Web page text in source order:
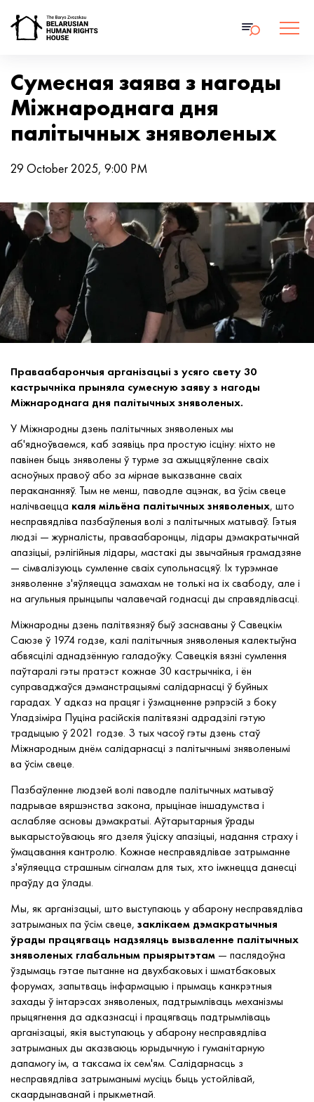
Сумесная заява з нагоды
Міжнароднага дня
палітычных зняволеных
29 October 2025, 9:00 PM
Праваабарончыя арганізацыі з усяго свету 30
кастрычніка прыняла сумесную заяву з нагоды
Міжнароднага дня палітычных зняволеных.
У Міжнародны дзень палітычных зняволеных мы
аб'ядноўваемся, каб заявіць пра простую ісціну: ніхто не
павінен быць зняволены ў турме за ажыццяўленне сваіх
асноўных правоў або за мірнае выказванне сваіх
перакананняў. Тым не менш, паводле ацэнак, ва ўсім свеце
налічваецца каля мільёна палітычных зняволеных, што
несправядліва пазбаўленыя волі з палітычных матываў. Гэтыя
людзі — журналісты, праваабаронцы, лідары дэмакратычнай
апазіцыі, рэлігійныя лідары, мастакі ды звычайныя грамадзяне
— сімвалізуюць сумленне сваіх супольнасцяў. Іх турэмнае
зняволенне з'яўляецца замахам не толькі на іх свабоду, але і
на агульныя прынцыпы чалавечай годнасці ды справядлівасці.
Міжнародны дзень палітвязняў быў заснаваны ў Савецкім
Саюзе ў 1974 годзе, калі палітычныя зняволеныя калектыўна
абвясцілі аднадзённую галадоўку. Савецкія вязні сумлення
паўтаралі гэты пратэст кожнае 30 кастрычніка, і ён
суправаджаўся дэманстрацыямі салідарнасці ў буйных
гарадах. У адказ на працяг і ўзмацненне рэпрэсій з боку
Уладзіміра Пуціна расійскія палітвязні адрадзілі гэтую
традыцыю ў 2021 годзе. З тых часоў гэты дзень стаў
Міжнародным днём салідарнасці з палітычнымі зняволенымі
ва ўсім свеце.
Пазбаўленне людзей волі паводле палітычных матываў
падрывае вяршэнства закона, прыцінае іншадумства і
аслабляе асновы дэмакратыі. Аўтарытарныя ўрады
выкарыстоўваюць яго дзеля ўціску апазіцыі, надання страху і
ўмацавання кантролю. Кожнае несправядлівае затрыманне
з'яўляецца страшным сігналам для тых, хто імкнецца данесці
праўду да ўлады.
Мы, як арганізацыі, што выступаюць у абарону несправядліва
затрыманых па ўсім свеце, заклікаем дэмакратычныя
ўрады працягваць надзяляць вызваленне палітычных
зняволеных глабальным прыярытэтам — паслядоўна
ўздымаць гэтае пытанне на двухбаковых і шматбаковых
форумах, запытваць інфармацыю і прымаць канкрэтныя
захады ў інтарэсах зняволеных, падтрымліваць механізмы
прыцягнення да адказнасці і працягваць падтрымліваць
арганізацыі, якія выступаюць у абарону несправядліва
затрыманых ды аказваюць юрыдычную і гуманітарную
дапамогу ім, а таксама іх сем'ям. Салідарнасць з
несправядліва затрыманымі мусіць быць устойлівай,
скаардынаванай і прыкметнай.